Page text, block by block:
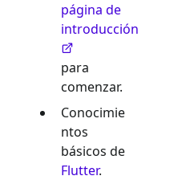
página de
introducción
para
comenzar.
Conocimie
ntos
básicos de
Flutter.